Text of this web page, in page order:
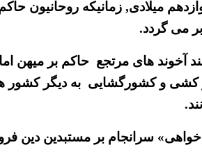
میلادی, زمانیکه روحانیون
بر می گردد.
های مرتجع حاکم بر میهن
کشی و کشورگشایی به دیگر کشور
خواهی» سرانجام بر مستبدین دین